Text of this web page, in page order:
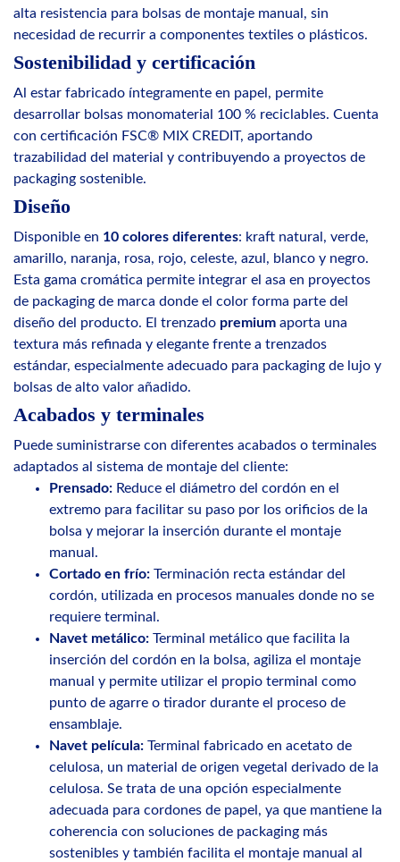
alta resistencia para bolsas de montaje manual, sin
necesidad de recurrir a componentes textiles o plásticos.
Sostenibilidad y certificación
Al estar fabricado íntegramente en papel, permite
desarrollar bolsas monomaterial 100 % reciclables. Cuenta
con certificación FSC® MIX CREDIT, aportando
trazabilidad del material y contribuyendo a proyectos de
packaging sostenible.
Diseño
Disponible en 10 colores diferentes: kraft natural, verde,
amarillo, naranja, rosa, rojo, celeste, azul, blanco y negro.
Esta gama cromática permite integrar el asa en proyectos
de packaging de marca donde el color forma parte del
diseño del producto. El trenzado premium aporta una
textura más refinada y elegante frente a trenzados
estándar, especialmente adecuado para packaging de lujo y
bolsas de alto valor añadido.
Acabados y terminales
Puede suministrarse con diferentes acabados o terminales
adaptados al sistema de montaje del cliente:
Prensado: Reduce el diámetro del cordón en el
extremo para facilitar su paso por los orificios de la
bolsa y mejorar la inserción durante el montaje
manual.
Cortado en frío: Terminación recta estándar del
cordón, utilizada en procesos manuales donde no se
requiere terminal.
Navet metálico: Terminal metálico que facilita la
inserción del cordón en la bolsa, agiliza el montaje
manual y permite utilizar el propio terminal como
punto de agarre o tirador durante el proceso de
ensamblaje.
Navet película: Terminal fabricado en acetato de
celulosa, un material de origen vegetal derivado de la
celulosa. Se trata de una opción especialmente
adecuada para cordones de papel, ya que mantiene la
coherencia con soluciones de packaging más
sostenibles y también facilita el montaje manual al